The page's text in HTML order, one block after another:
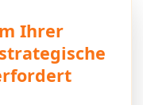
Ihrer